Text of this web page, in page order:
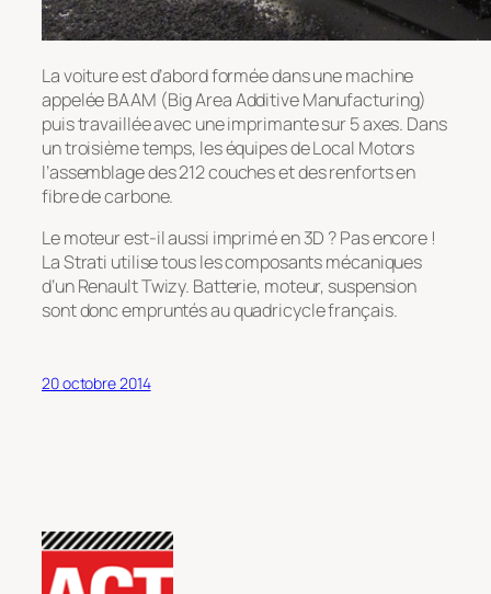
La voiture est d’abord formée dans une machine
appelée BAAM (Big Area Additive Manufacturing)
puis travaillée avec une imprimante sur 5 axes. Dans
un troisième temps, les équipes de Local Motors
l’assemblage des 212 couches et des renforts en
fibre de carbone.
Le moteur est-il aussi imprimé en 3D ? Pas encore !
La Strati utilise tous les composants mécaniques
d’un Renault Twizy. Batterie, moteur, suspension
sont donc empruntés au quadricycle français.
20 octobre 2014